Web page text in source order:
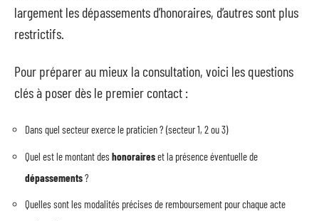
largement les dépassements d’honoraires, d’autres sont plus
restrictifs.
Pour préparer au mieux la consultation, voici les questions
clés à poser dès le premier contact :
Dans quel secteur exerce le praticien ? (secteur 1, 2 ou 3)
Quel est le montant des honoraireset la présence éventuelle de
dépassements?
Quelles sont les modalités précises de remboursement pour chaque acte